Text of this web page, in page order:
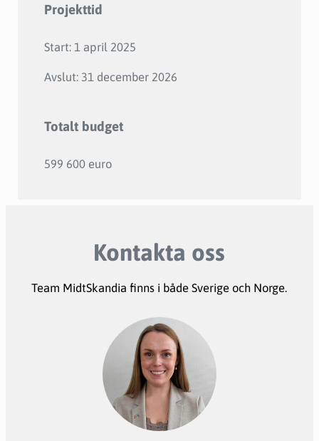
Projekttid
Start: 1 april 2025
Avslut: 31 december 2026
Totalt budget
599 600 euro
Kontakta oss
Team MidtSkandia finns i både Sverige och Norge.